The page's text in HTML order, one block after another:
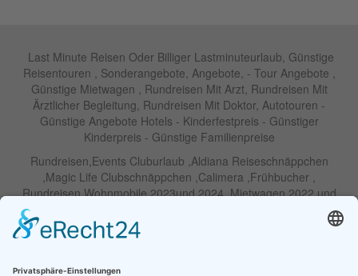
Last Minute Reisen Oder Billiger Lastminuteurlaub, Günstige
Reisentouren , Sonderangebote, Angebote, - Tour Angebote ,
Günstige Mietwagen , Rundreisen Mit Arzt, Rundreisen Mit
Ärztlicher Begleitung, Rundreisen Mit Doktor, Autotouren -
Günstige Angebote Hotels - Kinderfestpreis - Günstiger
Kinderpreis - Günstige Familienpreise
Rundreisen,Events Cluburlaub ,Aldiana Reiseschnäppchen
,Magic Life Clubschnäppchen ,Calimera ,Frühbucher ,
Rundreisen Wohnmobile 2023und 2024 ,Mietwagen 2022 und
Weihnachtreisen 2022 und 2023 , Silvesterreisen 2022 und 2032,
Namibia, Wohnmobile , Billige Angebote, Touren,Angebote Für
Mietwagentouren , Billige Lastminute Angebote Für